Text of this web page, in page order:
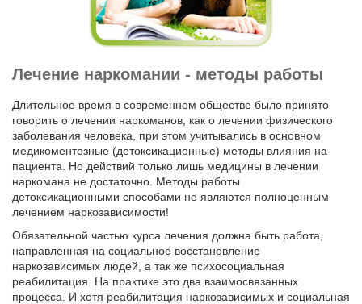
Лечение наркомании - методы работы
Длительное время в современном обществе было принято
говорить о лечении наркоманов, как о лечении физического
заболевания человека, при этом учитывались в основном
медикоментозные (детоксикационные) методы влияния на
пациента. Но действий только лишь медицины в лечении
наркомана не достаточно. Методы работы
детоксикационными способами не являются полноценным
лечением наркозависимости!
Обязательной частью курса лечения должна быть работа,
направленная на социальное восстановление
наркозависимых людей, а так же психосоциальная
реабилитация. На практике это два взаимосвязанных
процесса. И хотя реабилитация наркозависимых и социальная